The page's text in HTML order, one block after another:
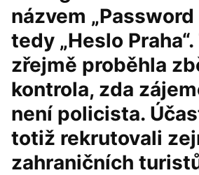
názvem „Password
tedy „Heslo
zřejmě proběhla
kontrola, zda
není policista.
totiž rekrutovali
zahraničních